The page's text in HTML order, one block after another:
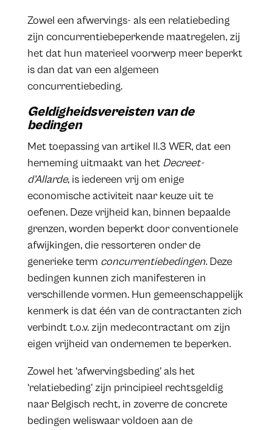
Zowel een afwervings- als een relatiebeding
zijn concurrentiebeperkende maatregelen, zij
het dat hun materieel voorwerp meer beperkt
is dan dat van een algemeen
concurrentiebeding.
Geldigheidsvereisten van de
bedingen
Met toepassing van artikel II.3 WER, dat een
herneming uitmaakt van het Decreet-
d’Allarde, is iedereen vrij om enige
economische activiteit naar keuze uit te
oefenen. Deze vrijheid kan, binnen bepaalde
grenzen, worden beperkt door conventionele
afwijkingen, die ressorteren onder de
generieke term concurrentiebedingen.Deze
bedingen kunnen zich manifesteren in
verschillende vormen. Hun gemeenschappelijk
kenmerk is dat één van de contractanten zich
verbindt t.o.v. zijn medecontractant om zijn
eigen vrijheid van ondernemen te beperken.
Zowel het ‘afwervingsbeding’ als het
‘relatiebeding’ zijn principieel rechtsgeldig
naar Belgisch recht, in zoverre de concrete
bedingen weliswaar voldoen aan de